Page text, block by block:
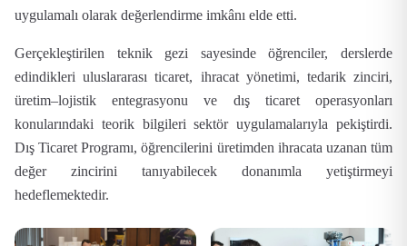
uygulamalı olarak değerlendirme imkânı elde etti.
Gerçekleştirilen teknik gezi sayesinde öğrenciler, derslerde
edindikleri uluslararası ticaret, ihracat yönetimi, tedarik zinciri,
üretim–lojistik entegrasyonu ve dış ticaret operasyonları
konularındaki teorik bilgileri sektör uygulamalarıyla pekiştirdi.
Dış Ticaret Programı, öğrencilerini üretimden ihracata uzanan tüm
değer zincirini tanıyabilecek donanımla yetiştirmeyi
hedeflemektedir.